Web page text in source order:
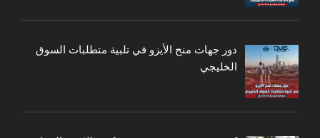
دور جهات منح الأيزو في تلبية متطلبات السوق
الخليجي